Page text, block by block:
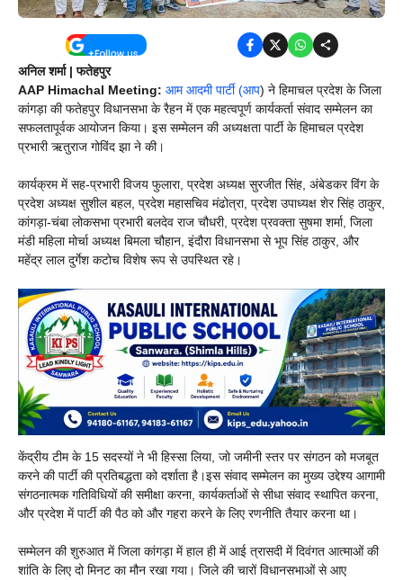
अनिल शर्मा | फतेहपुर
AAP Himachal Meeting: आम आदमी पार्टी (आप) ने हिमाचल प्रदेश के जिला
कांगड़ा की फतेहपुर विधानसभा के रैहन में एक महत्वपूर्ण कार्यकर्ता संवाद सम्मेलन का
सफलतापूर्वक आयोजन किया। इस सम्मेलन की अध्यक्षता पार्टी के हिमाचल प्रदेश
प्रभारी ऋतुराज गोविंद झा ने की।
कार्यक्रम में सह-प्रभारी विजय फुलारा, प्रदेश अध्यक्ष सुरजीत सिंह, अंबेडकर विंग के
प्रदेश अध्यक्ष सुशील बहल, प्रदेश महासचिव मंढोत्रा, प्रदेश उपाध्यक्ष शेर सिंह ठाकुर,
कांगड़ा-चंबा लोकसभा प्रभारी बलदेव राज चौधरी, प्रदेश प्रवक्ता सुषमा शर्मा, जिला
मंडी महिला मोर्चा अध्यक्ष बिमला चौहान, इंदौरा विधानसभा से भूप सिंह ठाकुर, और
महेंद्र लाल दुर्गेश कटोच विशेष रूप से उपस्थित रहे।
केंद्रीय टीम के 15 सदस्यों ने भी हिस्सा लिया, जो जमीनी स्तर पर संगठन को मजबूत
करने की पार्टी की प्रतिबद्धता को दर्शाता है।इस संवाद सम्मेलन का मुख्य उद्देश्य आगामी
संगठनात्मक गतिविधियों की समीक्षा करना, कार्यकर्ताओं से सीधा संवाद स्थापित करना,
और प्रदेश में पार्टी की पैठ को और गहरा करने के लिए रणनीति तैयार करना था।
सम्मेलन की शुरुआत में जिला कांगड़ा में हाल ही में आई त्रासदी में दिवंगत आत्माओं की
शांति के लिए दो मिनट का मौन रखा गया। जिले की चारों विधानसभाओं से आए